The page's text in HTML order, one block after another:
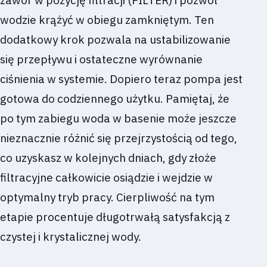
wodzie krążyć w obiegu zamkniętym. Ten
dodatkowy krok pozwala na ustabilizowanie
się przepływu i ostateczne wyrównanie
ciśnienia w systemie. Dopiero teraz pompa jest
gotowa do codziennego użytku. Pamiętaj, że
po tym zabiegu woda w basenie może jeszcze
nieznacznie różnić się przejrzystością od tego,
co uzyskasz w kolejnych dniach, gdy złoże
filtracyjne całkowicie osiądzie i wejdzie w
optymalny tryb pracy. Cierpliwość na tym
etapie procentuje długotrwałą satysfakcją z
czystej i krystalicznej wody.